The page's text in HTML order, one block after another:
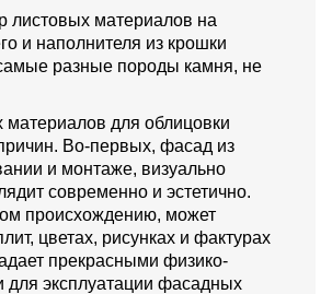
листовых материалов на
и наполнителя из крошки
разные породы камня, не
для облицовки
Во-первых, фасад из
и монтаже, визуально
современно и эстетично.
происхождению, может
цветах, рисунках и фактурах
прекрасными физико-
эксплуатации фасадных